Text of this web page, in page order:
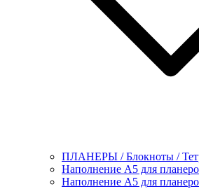
ПЛАНЕРЫ / Блокноты /
Наполнение А5 для
Наполнение А5 для